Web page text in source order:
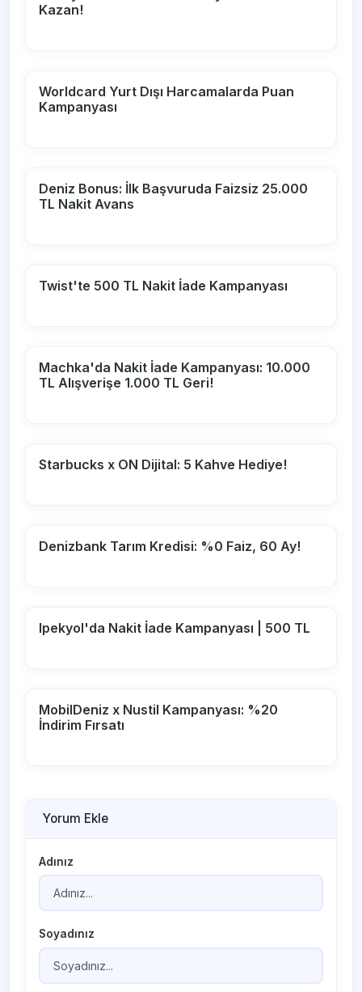
Kazan!
Worldcard Yurt Dışı Harcamalarda Puan
Kampanyası
Deniz Bonus: İlk Başvuruda Faizsiz 25.000
TL Nakit Avans
Twist'te 500 TL Nakit İade Kampanyası
Machka'da Nakit İade Kampanyası: 10.000
TL Alışverişe 1.000 TL Geri!
Starbucks x ON Dijital: 5 Kahve Hediye!
Denizbank Tarım Kredisi: %0 Faiz, 60 Ay!
Ipekyol'da Nakit İade Kampanyası | 500 TL
MobilDeniz x Nustil Kampanyası: %20
İndirim Fırsatı
Yorum Ekle
Adınız
Soyadınız